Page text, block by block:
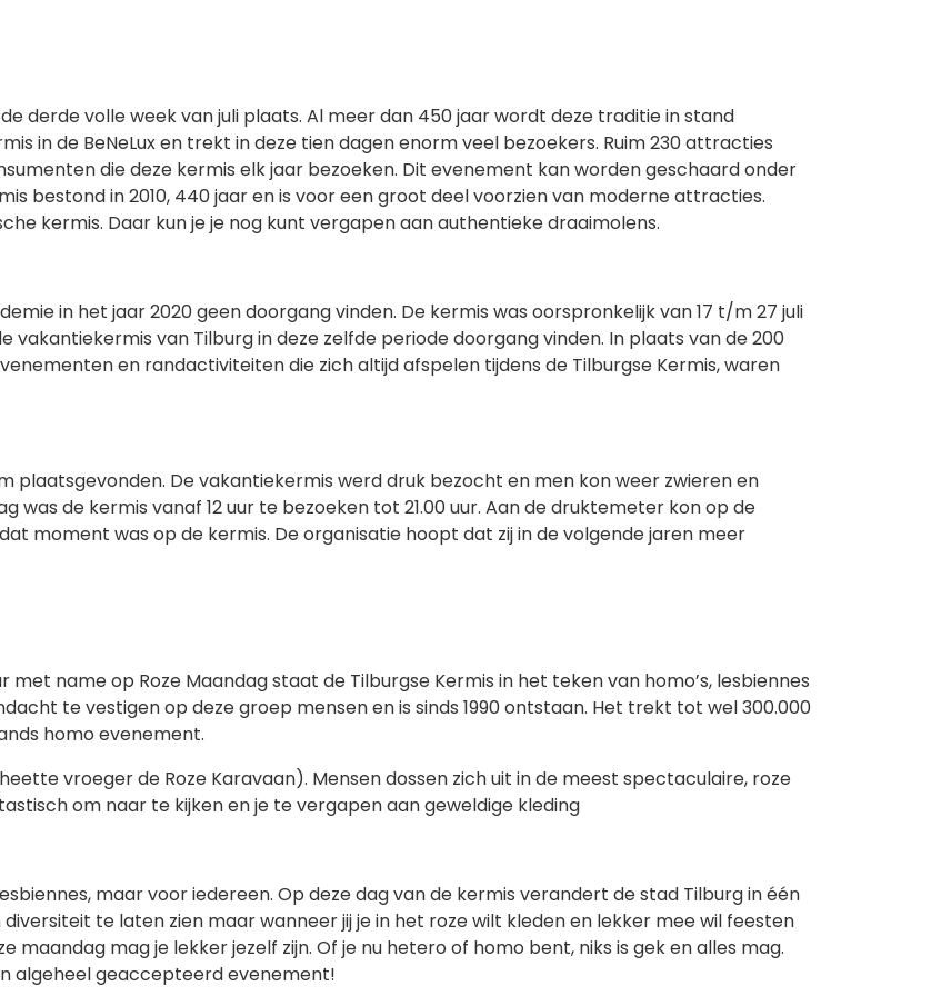
derde volle week van juli plaats. Al meer dan 450 jaar wordt deze traditie in stand
in de BeNeLux en trekt in deze tien dagen enorm veel bezoekers. Ruim 230 attracties
die deze kermis elk jaar bezoeken. Dit evenement kan worden geschaard onder
bestond in 2010, 440 jaar en is voor een groot deel voorzien van moderne attracties.
kermis. Daar kun je je nog kunt vergapen aan authentieke draaimolens.
in het jaar 2020 geen doorgang vinden. De kermis was oorspronkelijk van 17 t/m 27 juli
vakantiekermis van Tilburg in deze zelfde periode doorgang vinden. In plaats van de 200
en randactiviteiten die zich altijd afspelen tijdens de Tilburgse Kermis, waren
plaatsgevonden. De vakantiekermis werd druk bezocht en men kon weer zwieren en
was de kermis vanaf 12 uur te bezoeken tot 21.00 uur. Aan de druktemeter kon op de
moment was op de kermis. De organisatie hoopt dat zij in de volgende jaren meer
met name op Roze Maandag staat de Tilburgse Kermis in het teken van homo’s, lesbiennes
te vestigen op deze groep mensen en is sinds 1990 ontstaan. Het trekt tot wel 300.000
homo evenement.
vroeger de Roze Karavaan). Mensen dossen zich uit in de meest spectaculaire, roze
om naar te kijken en je te vergapen aan geweldige kleding
maar voor iedereen. Op deze dag van de kermis verandert de stad Tilburg in één
te laten zien maar wanneer jij je in het roze wilt kleden en lekker mee wil feesten
maandag mag je lekker jezelf zijn. Of je nu hetero of homo bent, niks is gek en alles mag.
algeheel geaccepteerd evenement!